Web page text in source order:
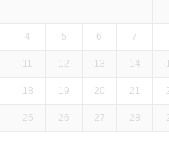
4 5 6 7
11 12 13 14
18 19 20 21
25 26 27 28